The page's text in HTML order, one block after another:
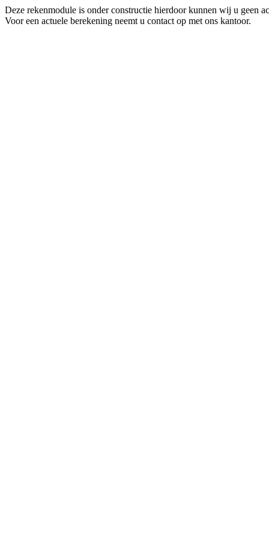
Deze rekenmodule is onder constructie hierdoor kunnen wij u geen
Voor een actuele berekening neemt u contact op met ons kantoor.